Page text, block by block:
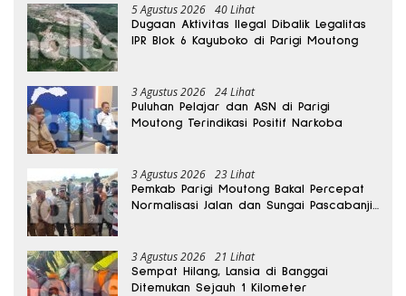
5 Agustus 2026 40 Lihat
Dugaan Aktivitas Ilegal Dibalik Legalitas
IPR Blok 6 Kayuboko di Parigi Moutong
3 Agustus 2026 24 Lihat
Puluhan Pelajar dan ASN di Parigi
Moutong Terindikasi Positif Narkoba
3 Agustus 2026 23 Lihat
Pemkab Parigi Moutong Bakal Percepat
Normalisasi Jalan dan Sungai Pascabanjir
3 Agustus 2026 21 Lihat
Sempat Hilang, Lansia di Banggai
Ditemukan Sejauh 1 Kilometer